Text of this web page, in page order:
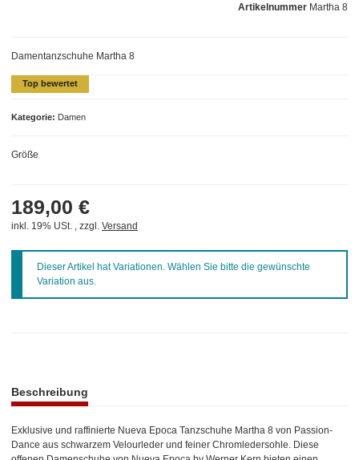
Top bewertet
Artikelnummer Martha 8
Kategorie Damen
Damentanzschuhe Martha 8
Größe
189,00 €
inkl. 19% USt. , zzgl. Versand
xDieser Artikel hat Variationen. Wählen Sie bitte die gewünschte
Variation aus.
Beschreibung
Exklusive und raffinierte Nueva Epoca Tanzschuhe Martha 8 von Passion-
Dance aus schwarzem Velourleder und feiner Chromledersohle. Diese